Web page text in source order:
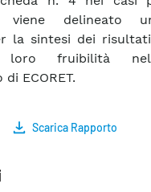
viene delineato
la sintesi dei
fruibilità nel
ECORET.
Scarica Rapporto